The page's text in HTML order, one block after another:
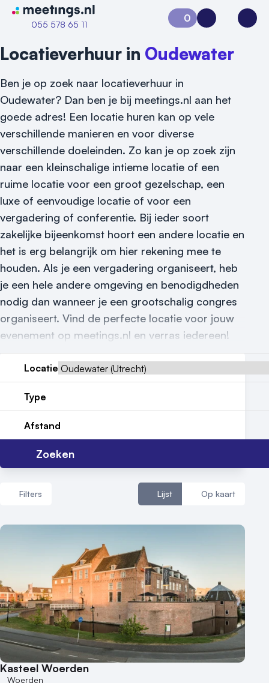
Naar home van Meetings
055 578 65 11
Vraag locatie aan
Locatiegids
Meld locatie aan
Nieuws
Reviews (5⭐️)
Contact
0
Aanvraag 0Inloggen
Locatieverhuur in Oudewater
Ben je op zoek naar locatieverhuur in
Oudewater? Dan ben je bij meetings.nl aan het
goede adres! Een locatie huren kan op vele
verschillende manieren en voor diverse
verschillende doeleinden. Zo kan je op zoek zijn
naar een kleinschalige intieme locatie of een
ruime locatie voor een groot gezelschap, een
luxe of eenvoudige locatie of voor een
vergadering of conferentie. Bij ieder soort
zakelijke bijeenkomst hoort een andere locatie en
het is erg belangrijk om hier rekening mee te
houden. Als je een vergadering organiseert, heb
je een hele andere omgeving en benodigdheden
nodig dan wanneer je een grootschalig congres
organiseert. Vind de perfecte locatie voor jouw
evenement op meetings.nl en verras iedereen!
Locatie
Type
Afstand
Zoeken
Filters Lijst Op kaart
1 - 5 zalen
6 - 10 zalen
10 of meer zalen
Aantal personen
1 - 50 personen
50 - 100 personen
100 - 250 personen
Kasteel Woerden
Woerden